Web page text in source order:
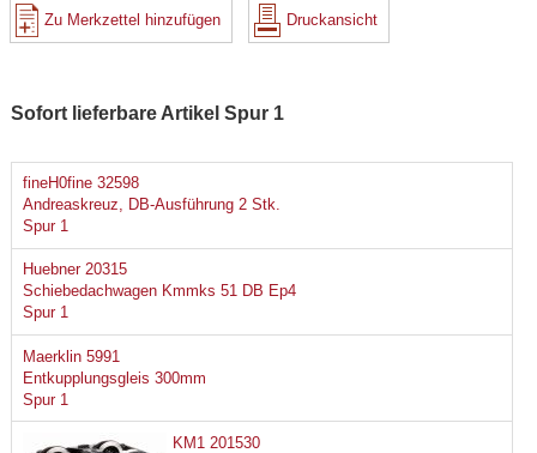
Zu Merkzettel hinzufügen Druckansicht
Sofort lieferbare Artikel Spur 1
fineH0fine 32598
Andreaskreuz, DB-Ausführung 2 Stk.
Spur 1
Huebner 20315
Schiebedachwagen Kmmks 51 DB Ep4
Spur 1
Maerklin 5991
Entkupplungsgleis 300mm
Spur 1
KM1 201530